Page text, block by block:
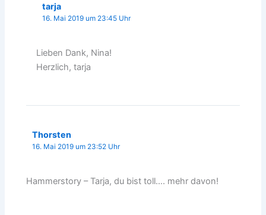
tarja
16. Mai 2019 um 23:45 Uhr
Lieben Dank, Nina!
Herzlich, tarja
Thorsten
16. Mai 2019 um 23:52 Uhr
Hammerstory – Tarja, du bist toll…. mehr davon!